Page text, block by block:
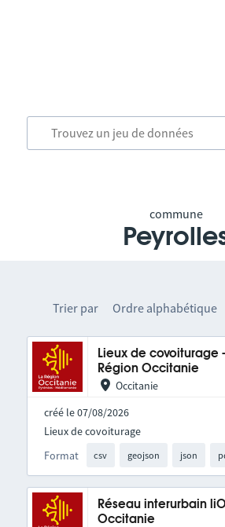
commune
Trier par Ordre alphabétique
Lieux de covoiturage -
Région Occitanie
Occitanie
créé le 07/08/2026
Format csv geojson json
Lieux de covoiturage
Réseau interurbain liO
Occitanie